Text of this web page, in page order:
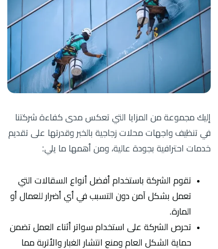
إليك مجموعة من المزايا التي تعكس مدى كفاءة شركتنا
في تنظيف واجهات محلات زجاجية بالخبر وقدرتها على تقديم
خدمات احترافية بجودة عالية، ومن أهمها ما يلي:
تقوم الشركة باستخدام أفضل أنواع السقالات التي
تعمل بشكل آمن دون التسبب في أي أضرار للعمال أو
المارة.
تحرص الشركة على استخدام سواتر أثناء العمل تضمن
حماية الشكل العام ومنع انتشار الغبار والأتربة مما